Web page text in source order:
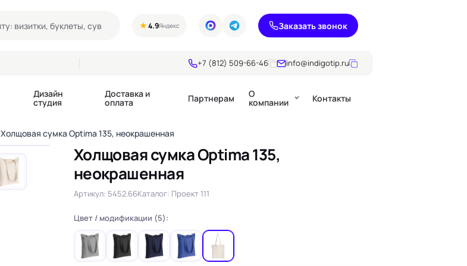
★4.9Яндекс Заказать звонок
+7 (812) 509-66-46 info@indigotip.ru
Календари квартальные
Календари настольные
Календари перекидные
Воблеры
Диспенсеры
Дорхенгеры / Крючки
Некхенгеры
Флажки бумажные
Ценники
Шелфтокеры
Ярлыки и бирки
Дизайн
студия
Доставка и
оплата Партнерам О
компании Контакты
Холщовая сумка Optima 135, неокрашенная
›
1/7
Холщовая сумка Optima 135,
неокрашенная
Артикул: 5452.66Каталог: Проект 111
Цвет / модификации (5):